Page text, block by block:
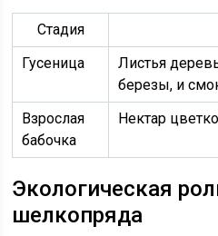
Стадия
Гусеница
Листья
березы, и
Взрослая
бабочка
Нектар
Экологическая
шелкопряда